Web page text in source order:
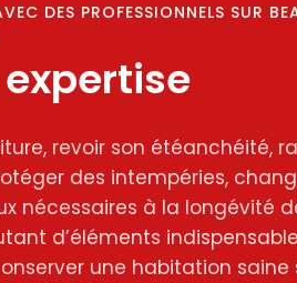
DES PROFESSIONNELS SUR
revoir son étéanchéité,
des intempéries,
nécessaires à la longévité
d’éléments
une habitation saine